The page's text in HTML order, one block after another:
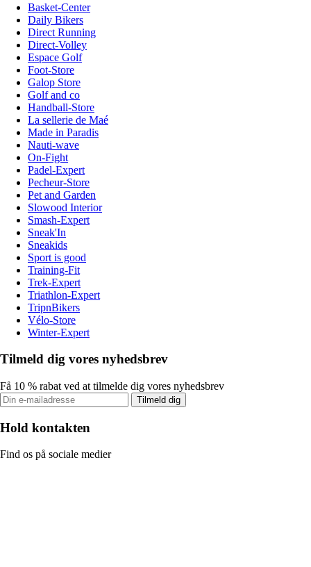
Basket-Center
Daily Bikers
Direct Running
Direct-Volley
Espace Golf
Foot-Store
Galop Store
Golf and co
Handball-Store
La sellerie de Maé
Made in Paradis
Nauti-wave
On-Fight
Padel-Expert
Pecheur-Store
Pet and Garden
Slowood Interior
Smash-Expert
Sneak'In
Sneakids
Sport is good
Training-Fit
Trek-Expert
Triathlon-Expert
TripnBikers
Vélo-Store
Winter-Expert
Tilmeld dig vores nyhedsbrev
Få 10 % rabat ved at tilmelde dig vores nyhedsbrev
Tilmeld dig
Hold kontakten
Find os på sociale medier